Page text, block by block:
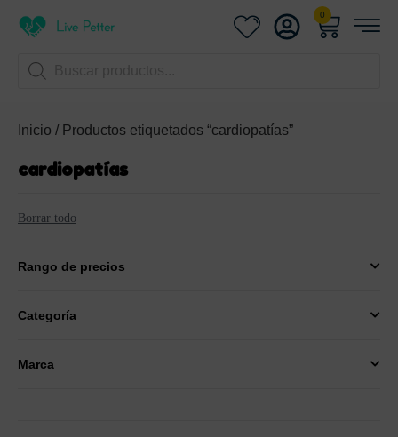
0
Inicio / Productos etiquetados “cardiopatías”
cardiopatías
Borrar todo
Rango de precios
Categoría
Marca